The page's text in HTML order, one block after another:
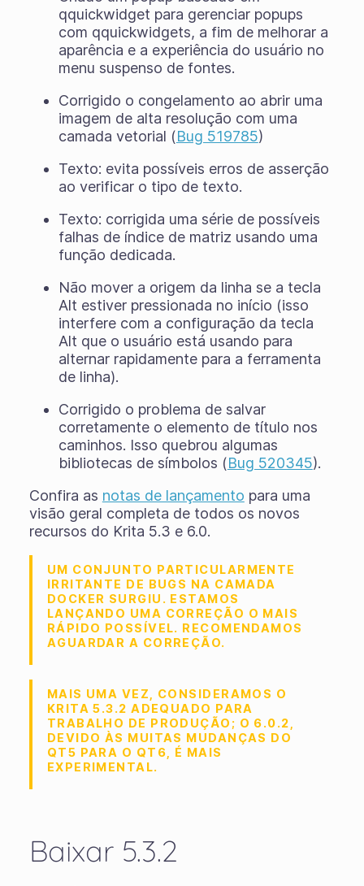
qquickwidget para gerenciar popups
com qquickwidgets, a fim de melhorar a
aparência e a experiência do usuário no
menu suspenso de fontes.
Corrigido o congelamento ao abrir uma
imagem de alta resolução com uma
camada vetorial (Bug 519785)
Texto: evita possíveis erros de asserção
ao verificar o tipo de texto.
Texto: corrigida uma série de possíveis
falhas de índice de matriz usando uma
função dedicada.
Não mover a origem da linha se a tecla
Alt estiver pressionada no início (isso
interfere com a configuração da tecla
Alt que o usuário está usando para
alternar rapidamente para a ferramenta
de linha).
Corrigido o problema de salvar
corretamente o elemento de título nos
caminhos. Isso quebrou algumas
bibliotecas de símbolos (Bug 520345).
Confira as notas de lançamento para uma
visão geral completa de todos os novos
recursos do Krita 5.3 e 6.0.
UM CONJUNTO PARTICULARMENTE
IRRITANTE DE BUGS NA CAMADA
DOCKER SURGIU. ESTAMOS
LANÇANDO UMA CORREÇÃO O MAIS
RÁPIDO POSSÍVEL. RECOMENDAMOS
AGUARDAR A CORREÇÃO.
MAIS UMA VEZ, CONSIDERAMOS O
KRITA 5.3.2 ADEQUADO PARA
TRABALHO DE PRODUÇÃO; O 6.0.2,
DEVIDO ÀS MUITAS MUDANÇAS DO
QT5 PARA O QT6, É MAIS
EXPERIMENTAL.
Baixar 5.3.2